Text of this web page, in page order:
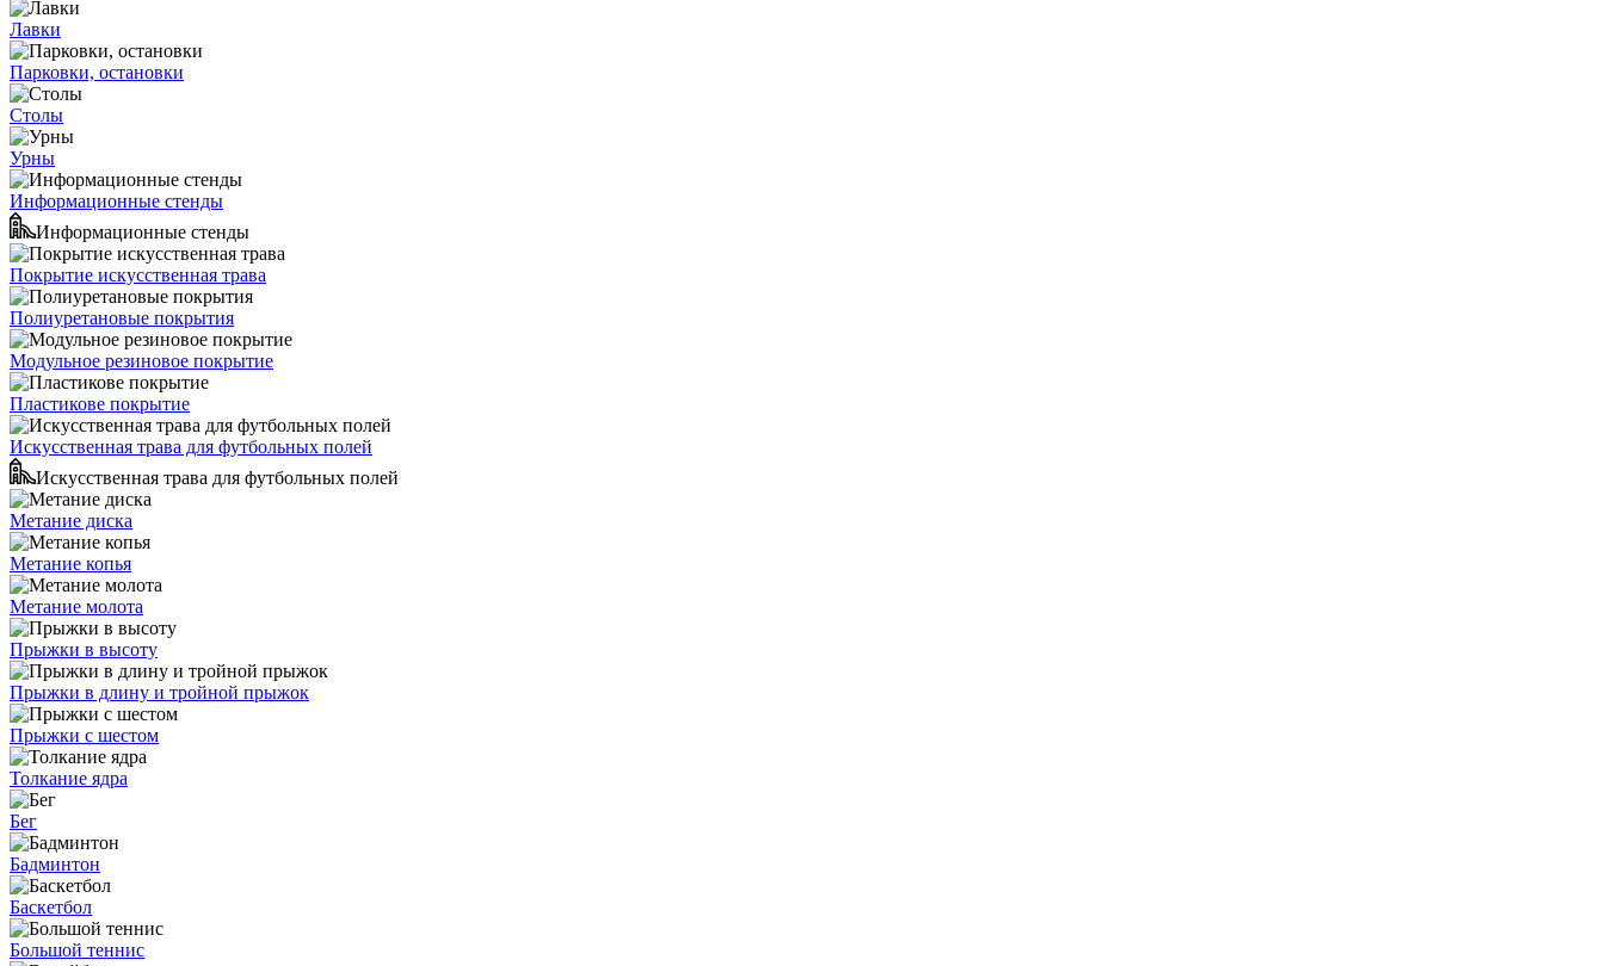
Лавки
Парковки, остановки
Столы
Урны
Информационные стенды
Информационные стенды
Покрытие искусственная трава
Полиуретановые покрытия
Модульное резиновое покрытие
Пластикове покрытие
Искусственная трава для футбольных полей
Искусственная трава для футбольных полей
Метание диска
Метание копья
Метание молота
Прыжки в высоту
Прыжки в длину и тройной прыжок
Прыжки с шестом
Толкание ядра
Бег
Бадминтон
Баскетбол
Большой теннис